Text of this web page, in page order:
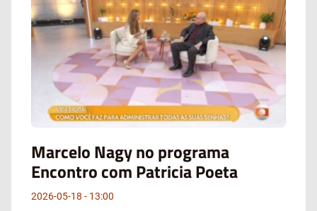
Marcelo Nagy no programa
Encontro com Patricia Poeta
2026-05-18
13:00